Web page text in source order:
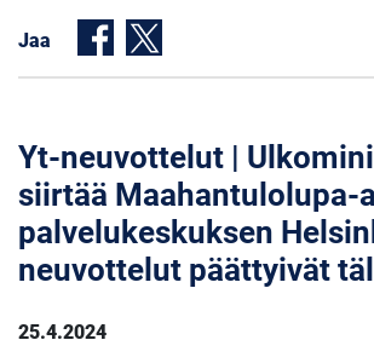
Jaa
Yt-neuvottelut |
siirtää Maahantulolupa-
palvelukeskuksen
neuvottelut päättyivät
25.4.2024